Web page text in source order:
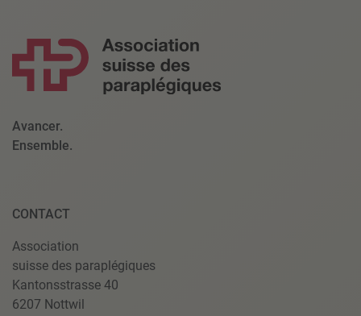
Avancer.
Ensemble.
CONTACT
Association
suisse des paraplégiques
Kantonsstrasse 40
6207 Nottwil